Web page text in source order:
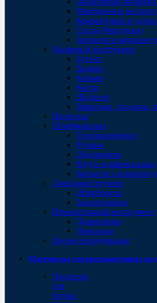
Мембранные
Краскопульты и
Сопла (Форсунки)
Запчасти и
Малярный инструмент
Бугели
Валики
Кельмы
Кисти
Шпатели
Ванночки, поддоны,
Пылесосы
Шлифмашины
Телескопические
Ручные
Обдирочные
Круги шлифовальные
Запчасти и
Электроинструмент
Штроборезы
Заклепочники
Измерительный инструмент
Дальномеры
Нивелиры
Прочее оборудование
Материалы для промышленных
Пропитки
для
бетона